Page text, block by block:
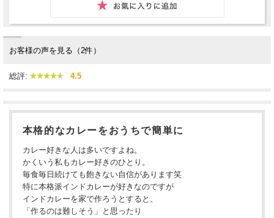
お客様の声を見る（2件）
総評: 4.5
本格的なカレーをおうちで簡単に
カレー好きな人は多いですよね。
かくいう私もカレー好きのひとり。
毎食毎日続けても飽きない自信があります笑
特に本格派インドカレーが好きなのですが
インドカレーを家で作ろうとすると、
「作るのは難しそう」と思ったり